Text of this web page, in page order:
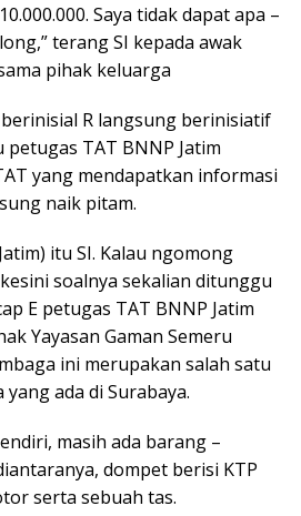
Saya tidak dapat apa –
terang SI kepada awak
pihak keluarga
R langsung berinisiatif
TAT BNNP Jatim
yang mendapatkan informasi
naik pitam.
itu SI. Kalau ngomong
soalnya sekalian ditunggu
E petugas TAT BNNP Jatim
Yayasan Gaman Semeru
ini merupakan salah satu
ada di Surabaya.
masih ada barang –
dompet berisi KTP
serta sebuah tas.